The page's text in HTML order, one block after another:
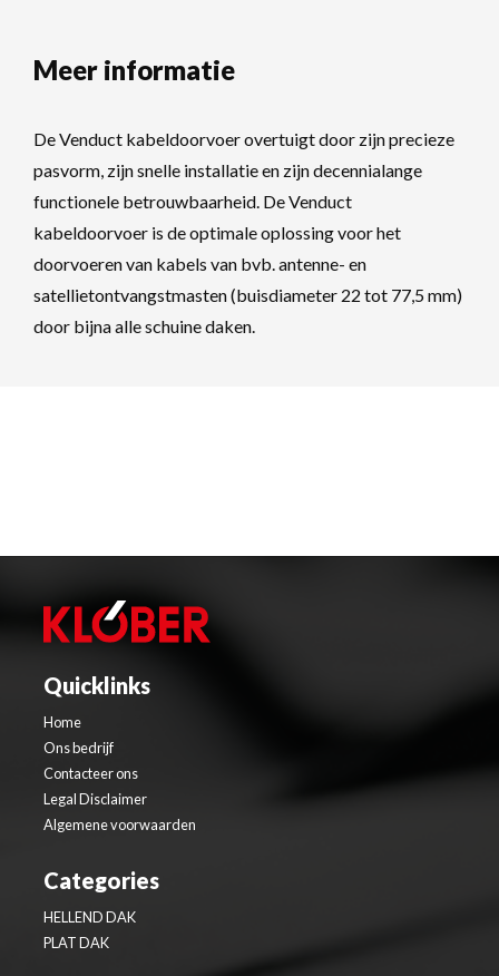
Meer informatie
De Venduct kabeldoorvoer overtuigt door zijn precieze
pasvorm, zijn snelle installatie en zijn decennialange
functionele betrouwbaarheid. De Venduct
kabeldoorvoer is de optimale oplossing voor het
doorvoeren van kabels van bvb. antenne- en
satellietontvangstmasten (buisdiameter 22 tot 77,5 mm)
door bijna alle schuine daken.
Quicklinks
Home
Ons bedrijf
Contacteer ons
Legal Disclaimer
Algemene voorwaarden
Categories
HELLEND DAK
PLAT DAK